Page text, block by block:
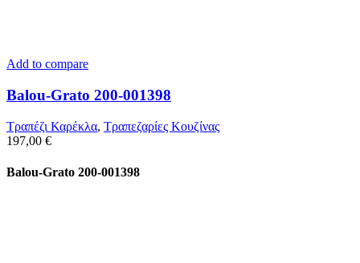
Add to compare
Balou-Grato 200-001398
Τραπέζι Καρέκλα, Τραπεζαρίες Κουζίνας
197,00 €
Balou-Grato 200-001398